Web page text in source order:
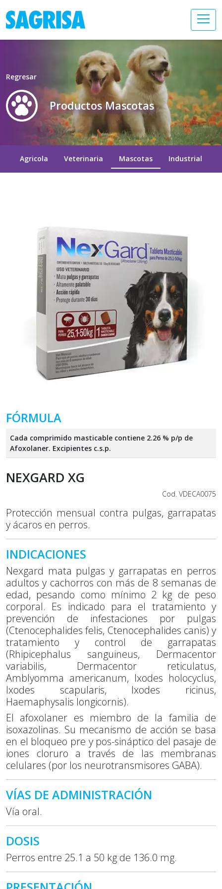
Regresar
Productos Mascotas
Agricola Veterinaria Mascotas Industrial
FÓRMULA
Cada comprimido masticable contiene 2.26 % p/p de
Afoxolaner. Excipientes c.s.p.
NEXGARD XG
Cod. VDECA0075
Protección mensual contra pulgas, garrapatas
y ácaros en perros.
INDICACIONES
Nexgard mata pulgas y garrapatas en perros
adultos y cachorros con más de 8 semanas de
edad, pesando como mínimo 2 kg de peso
corporal. Es indicado para el tratamiento y
prevención de infestaciones por pulgas
(Ctenocephalides felis, Ctenocephalides canis) y
tratamiento y control de garrapatas
(Rhipicephalus sanguineus, Dermacentor
variabilis, Dermacentor reticulatus,
Amblyomma americanum, Ixodes holocyclus,
Ixodes scapularis, Ixodes ricinus,
Haemaphysalis longicornis).
El afoxolaner es miembro de la familia de
isoxazolinas. Su mecanismo de acción se basa
en el bloqueo pre y pos-sináptico del pasaje de
iones cloruro a través de las membranas
celulares (por los neurotransmisores GABA).
VÍAS DE ADMINISTRACIÓN
Vía oral.
DOSIS
Perros entre 25.1 a 50 kg de 136.0 mg.